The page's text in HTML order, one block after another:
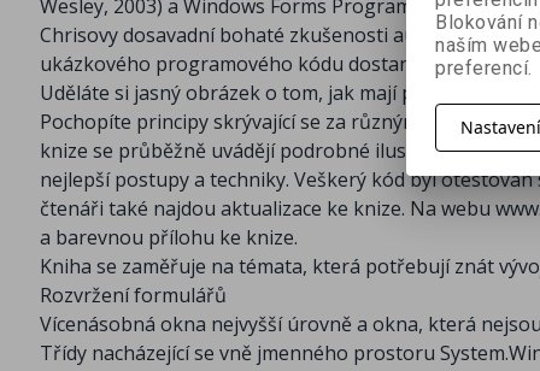
Příloha A - Přechod z MFC
Příloha B - Delegáti a události
Příloha C - Základy serializace
Příloha D - Standardní komponenty a ovládací prvky
Wesley, 2003) a Windows Forms Programming in Visual
Chrisovy dosavadní bohaté zkušenosti autorské i z
ukázkového programového kódu dostanete až ke
Uděláte si jasný obrázek o tom, jak mají programátoři
Pochopíte principy skrývající se za různými aspekty
knize se průběžně uvádějí podrobné ilustrace
nejlepší postupy a techniky. Veškerý kód byl
čtenáři také najdou aktualizace ke knize. Na webu
a barevnou přílohu ke knize.
Kniha se zaměřuje na témata, která potřebují znát
Rozvržení formulářů
Vícenásobná okna nejvyšší úrovně a okna, která
Třídy nacházející se vně jmenného prostoru
Blokování
naším
preferencí.
Nastavení